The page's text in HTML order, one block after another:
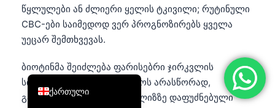
წყლულები ან ძლიერი ყელის ტკივილი; რუტინული
CBC-ები საიმედოდ ვერ პროგნოზირებს ყველა
უეცარ შემთხვევას.
ბიოტინმა შეიძლება ფარისებრი ჯირკვლის
სისხლის ანალიზები აჩვენოს არასწორად,
განსაკუთრებით იმუნოანალიზზე დაფუძნებული
ქართული
English
العربية
Français